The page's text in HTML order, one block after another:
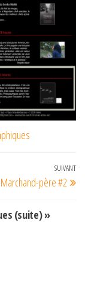
SUIVANT
Marchand-père #2
(suite) »